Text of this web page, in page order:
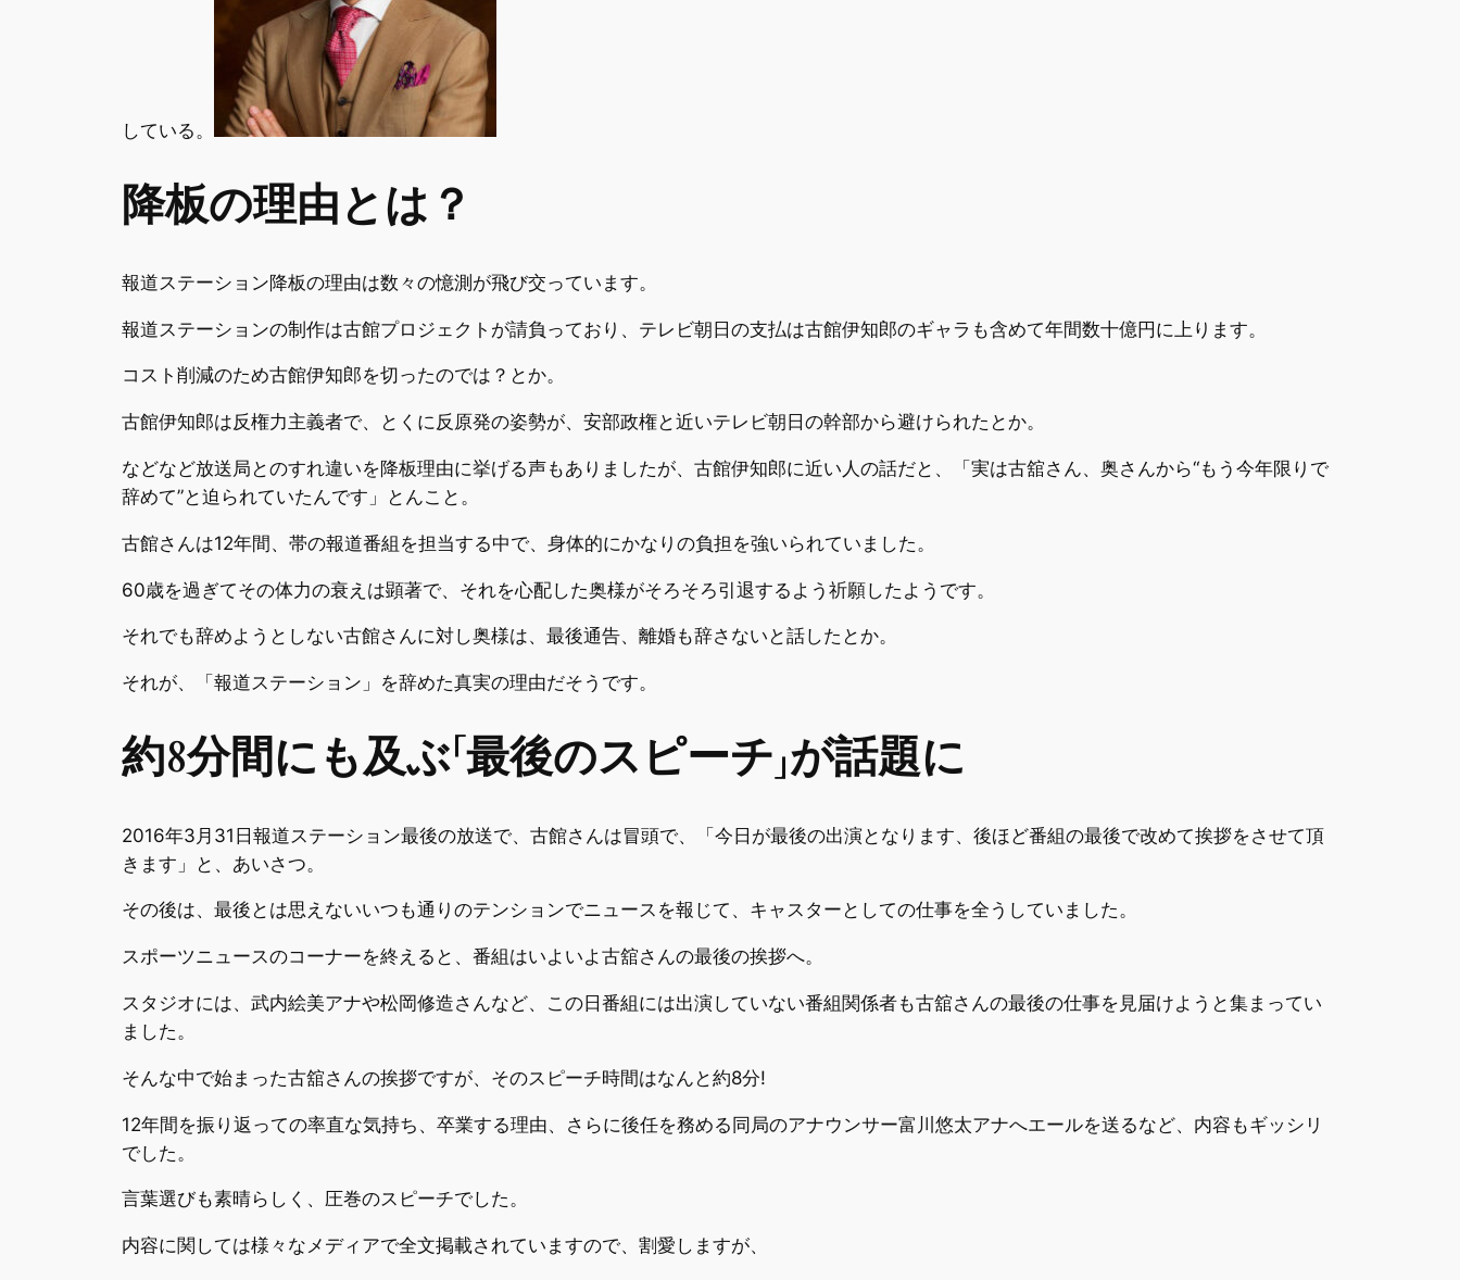
している。
降板の理由とは？
報道ステーション降板の理由は数々の憶測が飛び交っています。
報道ステーションの制作は古館プロジェクトが請負っており、テレビ朝日の支払は古館伊知郎のギャラも含めて年間数十億円に上ります。
コスト削減のため古館伊知郎を切ったのでは？とか。
古館伊知郎は反権力主義者で、とくに反原発の姿勢が、安部政権と近いテレビ朝日の幹部から避けられたとか。
などなど放送局とのすれ違いを降板理由に挙げる声もありましたが、古館伊知郎に近い人の話だと、「実は古舘さん、奥さんから“もう今年限りで
辞めて”と迫られていたんです」とんこと。
古館さんは12年間、帯の報道番組を担当する中で、身体的にかなりの負担を強いられていました。
60歳を過ぎてその体力の衰えは顕著で、それを心配した奥様がそろそろ引退するよう祈願したようです。
それでも辞めようとしない古館さんに対し奥様は、最後通告、離婚も辞さないと話したとか。
それが、「報道ステーション」を辞めた真実の理由だそうです。
約8分間にも及ぶ「最後のスピーチ」が話題に
2016年3月31日報道ステーション最後の放送で、古館さんは冒頭で、「今日が最後の出演となります、後ほど番組の最後で改めて挨拶をさせて頂
きます」と、あいさつ。
その後は、最後とは思えないいつも通りのテンションでニュースを報じて、キャスターとしての仕事を全うしていました。
スポーツニュースのコーナーを終えると、番組はいよいよ古舘さんの最後の挨拶へ。
スタジオには、武内絵美アナや松岡修造さんなど、この日番組には出演していない番組関係者も古舘さんの最後の仕事を見届けようと集まってい
ました。
そんな中で始まった古舘さんの挨拶ですが、そのスピーチ時間はなんと約8分!
12年間を振り返っての率直な気持ち、卒業する理由、さらに後任を務める同局のアナウンサー富川悠太アナへエールを送るなど、内容もギッシリ
でした。
言葉選びも素晴らしく、圧巻のスピーチでした。
内容に関しては様々なメディアで全文掲載されていますので、割愛しますが、